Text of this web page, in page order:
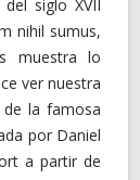
siglo XVII
nihil sumus,
muestra lo
ver nuestra
la famosa
por Daniel
a partir de